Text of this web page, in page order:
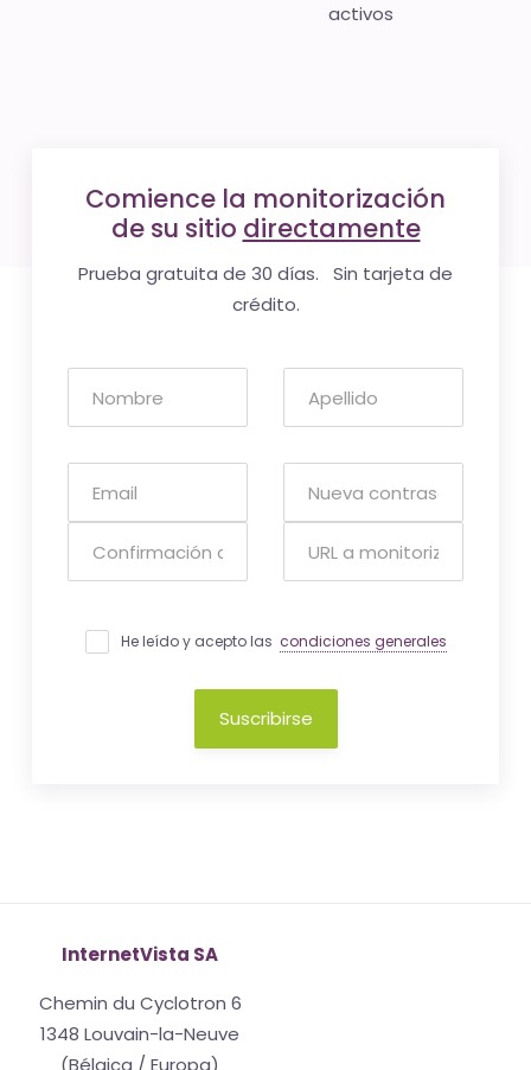
activos
Comience la monitorización
de su sitio directamente
Prueba gratuita de 30 días. Sin tarjeta de
crédito.
He leído y acepto las condiciones generales
Suscribirse
InternetVista SA
Chemin du Cyclotron 6
1348 Louvain-la-Neuve
(Bélgica / Europa)